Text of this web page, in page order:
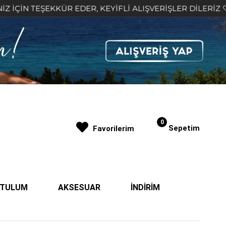
EDER, KEYİFLİ ALIŞVERİŞLER DİLERİZ 🤍
Sepetim
0
AKSESUAR İNDİRİM
Favorilerim